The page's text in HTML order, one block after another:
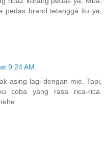
pedas brand tetangga itu ya,
9:24 AM
asing lagi dengan mie. Tapi,
coba yang rasa rica-rica.